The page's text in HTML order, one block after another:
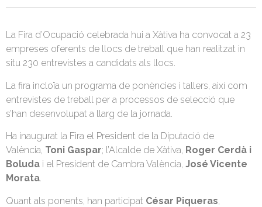
La Fira d’Ocupació celebrada hui a Xàtiva ha convocat a 23
empreses oferents de llocs de treball que han realitzat in
situ 230 entrevistes a candidats als llocs.
La fira incloïa un programa de ponències i tallers, així com
entrevistes de treball per a processos de selecció que
s’han desenvolupat a llarg de la jornada.
Ha inaugurat la Fira el President de la Diputació de
València, Toni Gaspar; l’Alcalde de Xàtiva, Roger Cerdà i
Boluda i el President de Cambra València, José Vicente
Morata.
Quant als ponents, han participat César Piqueras